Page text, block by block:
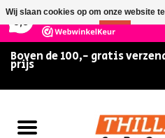
147 Reviews
Boven de 100,- gratis
prijs
Home
Wij slaan cookies op om onze website
Nee